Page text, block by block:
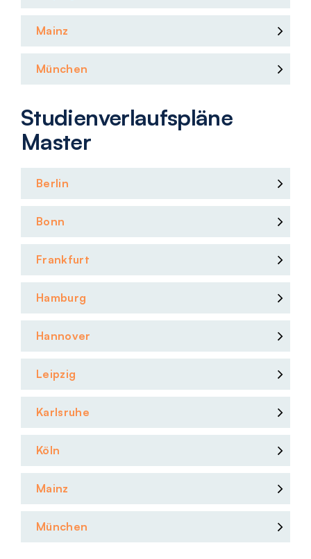
Mainz
München
Studienverlaufspläne
Master
Berlin
Bonn
Frankfurt
Hamburg
Hannover
Leipzig
Karlsruhe
Köln
Mainz
München